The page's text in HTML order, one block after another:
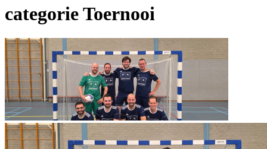
categorie Toernooi